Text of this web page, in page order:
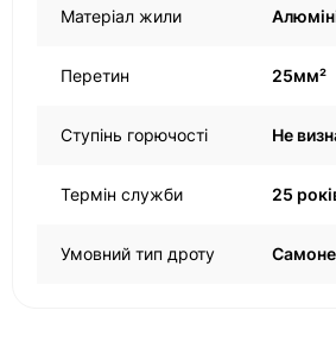
Матеріал жили
Перетин 25мм²
Ступінь горючості Не
Термін служби 25
Умовний тип дроту